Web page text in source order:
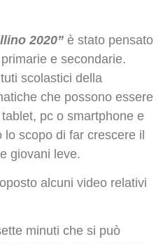
2020” è stato pensato
e secondarie.
scolastici della
che possono essere
pc o smartphone e
scopo di far crescere il
giovani leve.
alcuni video relativi
minuti che si può